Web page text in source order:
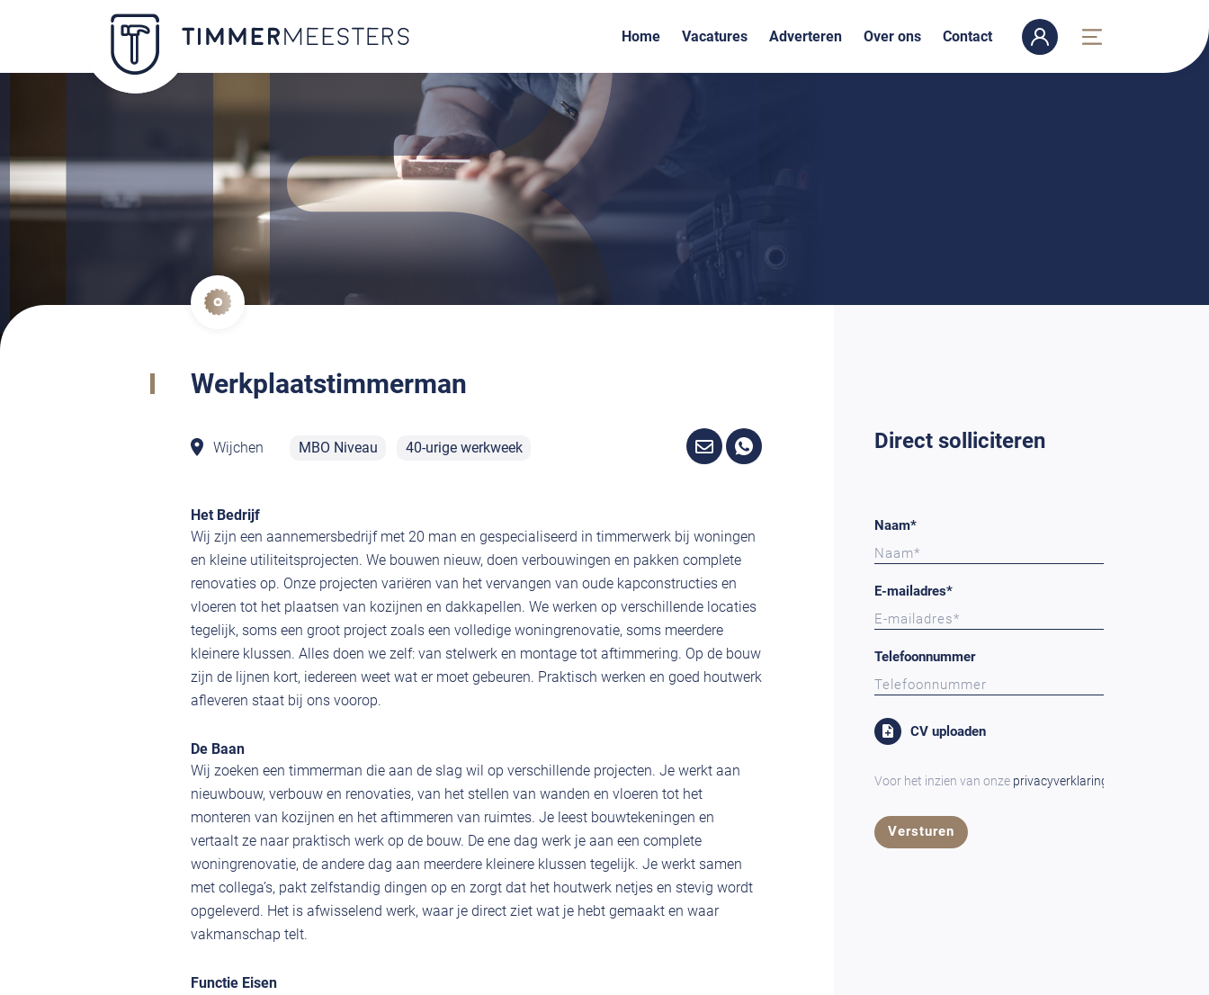
Home Vacatures Adverteren Over ons Contact
Werkplaatstimmerman
Wijchen MBO Niveau 40-urige werkweek
Het Bedrijf
Wij zijn een aannemersbedrijf met 20 man en gespecialiseerd in timmerwerk bij woningen
en kleine utiliteitsprojecten. We bouwen nieuw, doen verbouwingen en pakken complete
renovaties op. Onze projecten variëren van het vervangen van oude kapconstructies en
vloeren tot het plaatsen van kozijnen en dakkapellen. We werken op verschillende locaties
tegelijk, soms een groot project zoals een volledige woningrenovatie, soms meerdere
kleinere klussen. Alles doen we zelf: van stelwerk en montage tot aftimmering. Op de bouw
zijn de lijnen kort, iedereen weet wat er moet gebeuren. Praktisch werken en goed houtwerk
afleveren staat bij ons voorop.
De Baan
Wij zoeken een timmerman die aan de slag wil op verschillende projecten. Je werkt aan
nieuwbouw, verbouw en renovaties, van het stellen van wanden en vloeren tot het
monteren van kozijnen en het aftimmeren van ruimtes. Je leest bouwtekeningen en
vertaalt ze naar praktisch werk op de bouw. De ene dag werk je aan een complete
woningrenovatie, de andere dag aan meerdere kleinere klussen tegelijk. Je werkt samen
met collega’s, pakt zelfstandig dingen op en zorgt dat het houtwerk netjes en stevig wordt
opgeleverd. Het is afwisselend werk, waar je direct ziet wat je hebt gemaakt en waar
vakmanschap telt.
Functie Eisen
Direct solliciteren
Naam*
E-mailadres*
Telefoonnummer
CV uploaden
Voor het inzien van onze privacyverklaring